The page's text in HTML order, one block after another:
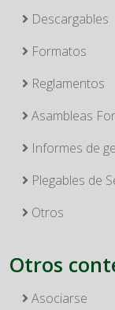
Descargables
Formatos
Reglamentos
Asambleas
Informes de
Plegables de
Otros
Otros
Asociarse